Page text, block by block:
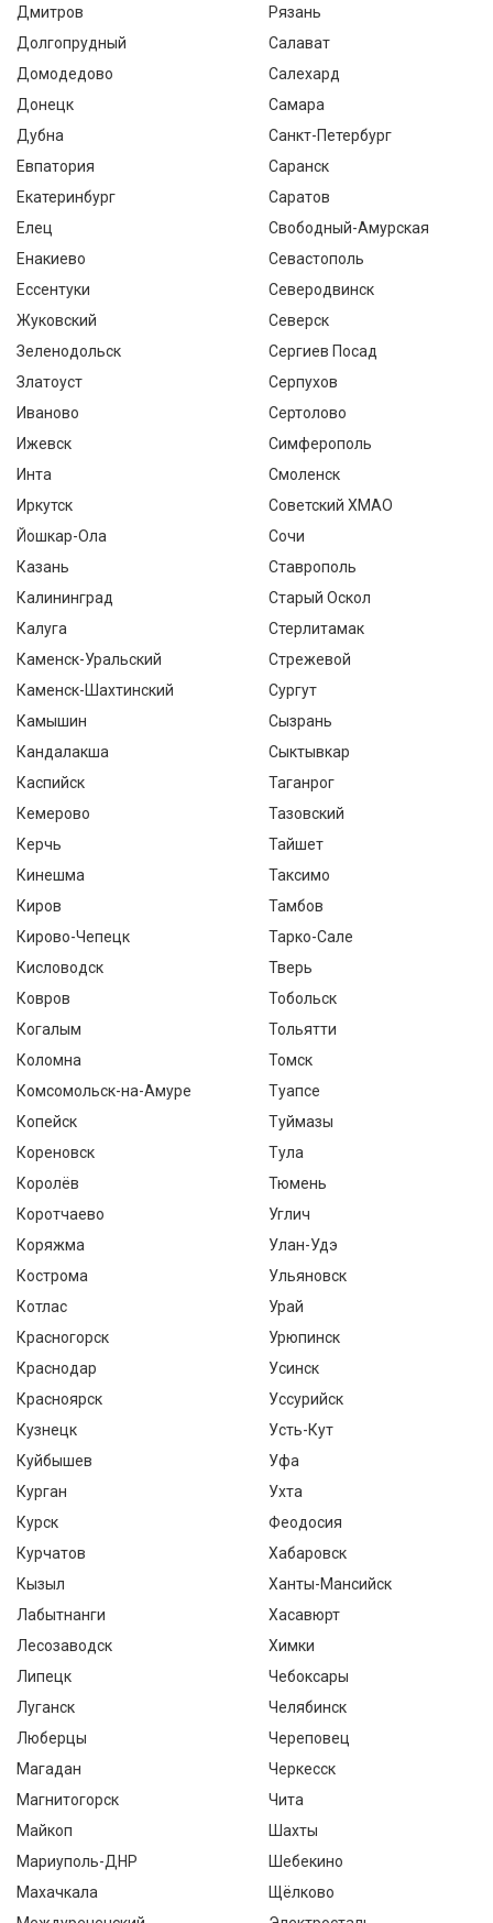
Дмитров
Долгопрудный
Домодедово
Донецк
Дубна
Евпатория
Екатеринбург
Елец
Енакиево
Ессентуки
Жуковский
Зеленодольск
Златоуст
Иваново
Ижевск
Инта
Иркутск
Йошкар-Ола
Казань
Калининград
Калуга
Каменск-Уральский
Каменск-Шахтинский
Камышин
Кандалакша
Каспийск
Кемерово
Керчь
Кинешма
Киров
Кирово-Чепецк
Кисловодск
Ковров
Когалым
Коломна
Комсомольск-на-Амуре
Копейск
Кореновск
Королёв
Коротчаево
Коряжма
Кострома
Котлас
Красногорск
Краснодар
Красноярск
Кузнецк
Куйбышев
Курган
Курск
Курчатов
Кызыл
Лабытнанги
Лесозаводск
Липецк
Луганск
Люберцы
Магадан
Магнитогорск
Майкоп
Мариуполь-ДНР
Махачкала
Рязань
Салават
Салехард
Самара
Санкт-Петербург
Саранск
Саратов
Свободный-Амурская
Севастополь
Северодвинск
Северск
Сергиев Посад
Серпухов
Сертолово
Симферополь
Смоленск
Советский ХМАО
Сочи
Ставрополь
Старый Оскол
Стерлитамак
Стрежевой
Сургут
Сызрань
Сыктывкар
Таганрог
Тазовский
Тайшет
Таксимо
Тамбов
Тарко-Сале
Тверь
Тобольск
Тольятти
Томск
Туапсе
Туймазы
Тула
Тюмень
Углич
Улан-Удэ
Ульяновск
Урай
Урюпинск
Усинск
Уссурийск
Усть-Кут
Уфа
Ухта
Феодосия
Хабаровск
Ханты-Мансийск
Хасавюрт
Химки
Чебоксары
Челябинск
Череповец
Черкесск
Чита
Шахты
Шебекино
Щёлково